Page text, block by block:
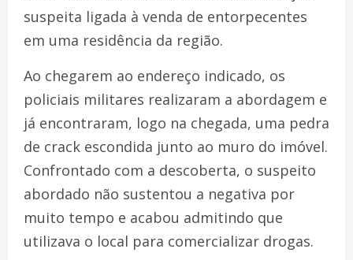
suspeita ligada à venda de entorpecentes
em uma residência da região.
Ao chegarem ao endereço indicado, os
policiais militares realizaram a abordagem e
já encontraram, logo na chegada, uma pedra
de crack escondida junto ao muro do imóvel.
Confrontado com a descoberta, o suspeito
abordado não sustentou a negativa por
muito tempo e acabou admitindo que
utilizava o local para comercializar drogas.